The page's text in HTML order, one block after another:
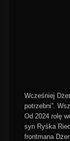
Wcześniej
potrzebni”.
Od 2024 rolę
syn Ryśka
frontmana